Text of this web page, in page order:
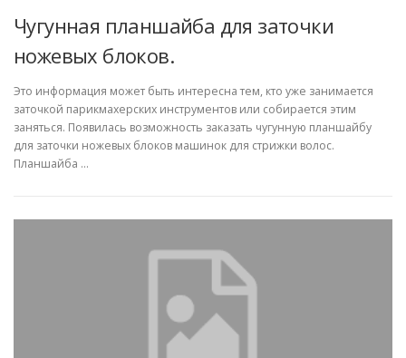
Чугунная планшайба для заточки
ножевых блоков.
Это информация может быть интересна тем, кто уже занимается
заточкой парикмахерских инструментов или собирается этим
заняться. Появилась возможность заказать чугунную планшайбу
для заточки ножевых блоков машинок для стрижки волос.
Планшайба …